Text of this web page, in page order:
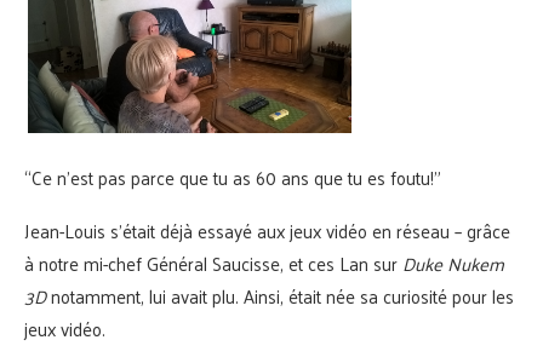
“Ce n’est pas parce que tu as 60 ans que tu es foutu!”
Jean-Louis s’était déjà essayé aux jeux vidéo en réseau – grâce
à notre mi-chef Général Saucisse, et ces Lan surDuke Nukem
3Dnotamment, lui avait plu. Ainsi, était née sa curiosité pour les
jeux vidéo.